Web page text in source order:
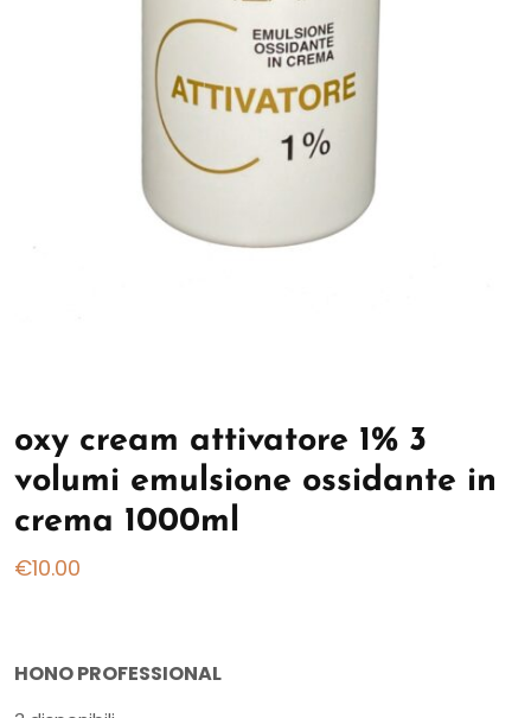
oxy cream attivatore 1% 3
volumi emulsione ossidante in
crema 1000ml
€10.00
HONO PROFESSIONAL